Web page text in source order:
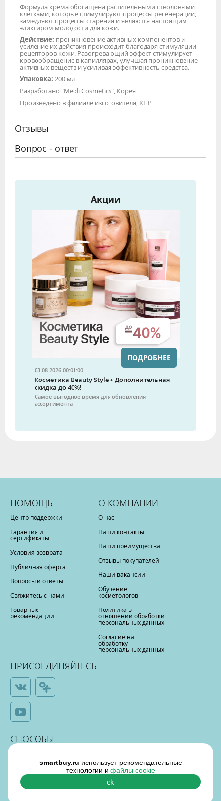
Формула крема обогащена растительными стволовыми
клетками, которые стимулируют процессы регенерации,
замедляют процессы старения и являются настоящим
эликсиром молодости для кожи.
Действие: проникновение активных компонентов и
усиление их действия происходит благодаря стимуляции
рецепторов кожи. Разогревающий эффект стимулирует
кровообращение в капиллярах, улучшая проникновение
активных веществ и усиливая эффективность средства.
Упаковка: 200 мл
Разработано "Meoli Cosmetics", Корея
Произведено в филиале изготовителя, КНР
Отзывы
Вопрос - ответ
Акции
03.08.2026 00:01:00
Косметика Beauty Style + Дополнительная
скидка до 40%!
Самое выгодное время для обновления
ассортимента
ПОДРОБНЕЕ
ПОМОЩЬ
Центр поддержки
Гарантия и
сертификаты
Условия возврата
Публичная оферта
Вопросы и ответы
Свяжитесь с нами
Товарные
рекомендации
О КОМПАНИИ
О нас
Наши контакты
Наши преимущества
Отзывы покупателей
Наши вакансии
Обучение
косметологов
Политика в
отношении обработки
персональных данных
Согласие на
обработку
персональных данных
ПРИСОЕДИНЯЙТЕСЬ
СПОСОБЫ
ОПЛАТЫ
smartbuy.ru использует рекомендательные
технологии и файлы cookie
ok